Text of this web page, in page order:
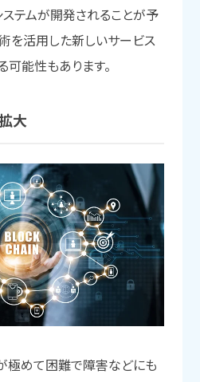
テムが開発されることが予
を活用した新しいサービス
能性もあります。
大
極めて困難で障害などにも